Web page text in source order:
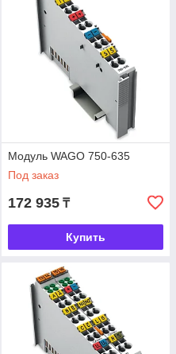
Модуль WAGO 750-635
Под заказ
172 935 ₸
Купить